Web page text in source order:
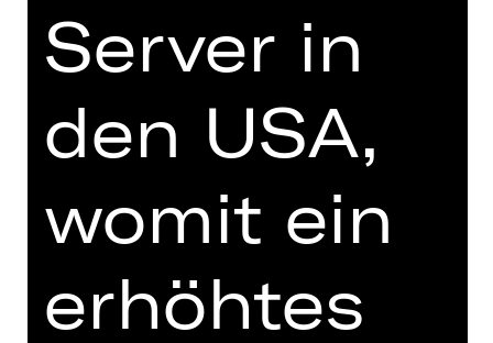
zur Online-Einführung
TERMINE UND BESETZUNG
VIDEO/AUDIO
FOTOS
Server in
den USA,
womit ein
erhöhtes